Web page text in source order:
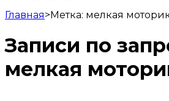
Главная>Метка: мелкая
Записи по
мелкая